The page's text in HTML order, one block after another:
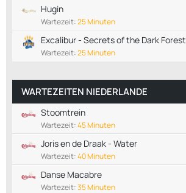
Hugin
Wartezeit:25 Minuten
Excalibur - Secrets of the Dark Forest
Wartezeit:25 Minuten
WARTEZEITEN NIEDERLANDE
Stoomtrein
Wartezeit:45 Minuten
Joris en de Draak - Water
Wartezeit:40 Minuten
Danse Macabre
Wartezeit:35 Minuten